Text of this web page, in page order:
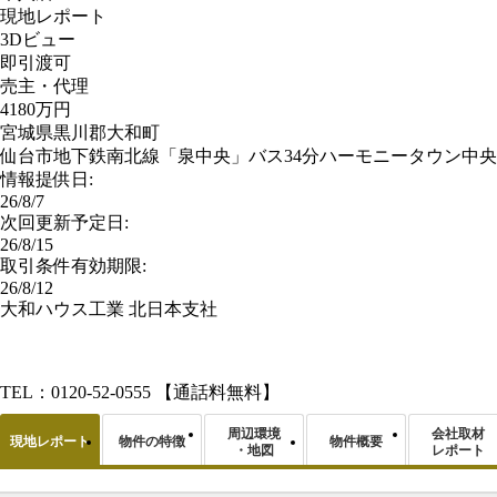
現地レポート
3Dビュー
即引渡可
売主・代理
4180万円
宮城県黒川郡大和町
仙台市地下鉄南北線「泉中央」バス34分ハーモニータウン中
情報提供日:
26/8/7
次回更新予定日:
26/8/15
取引条件有効期限:
26/8/12
大和ハウス工業 北日本支社
TEL：0120-52-0555 【通話料無料】
現地レポート 物件の特徴
周辺環境
・地図
物件概要
会社取材
レポート